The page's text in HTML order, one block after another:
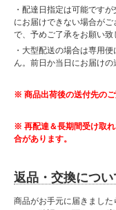
・配達日指定は可能です
にお届けできない場合が
で、予めご了承をお願い致
・大型配送の場合は専用
ん。前日か当日にお届けの
※ 商品出荷後の送付先のご
※ 再配達＆長期間受け取
合があります。
返品・交換につい
商品がお手元に届きまし